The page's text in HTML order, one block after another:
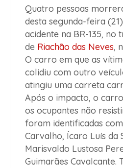
Quatro pessoas
desta segunda-feira
acidente na BR-135, no
de Riachão das Neves,
O carro em que as
colidiu com outro
atingiu uma carreta
Após o impacto, o
os ocupantes não
foram identificadas
Carvalho, Ícaro Luís da
Marisvaldo Lustosa
Guimarães Cavalcante.